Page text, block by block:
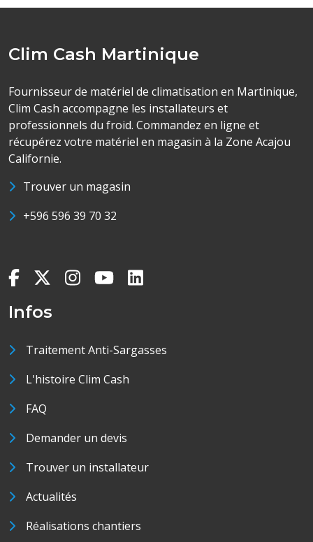
Clim Cash Martinique
Fournisseur de matériel de climatisation en Martinique,
Clim Cash accompagne les installateurs et
professionnels du froid. Commandez en ligne et
récupérez votre matériel en magasin à la Zone Acajou
Californie.
Trouver un magasin
+596 596 39 70 32
Infos
Traitement Anti-Sargasses
L'histoire Clim Cash
FAQ
Demander un devis
Trouver un installateur
Actualités
Réalisations chantiers